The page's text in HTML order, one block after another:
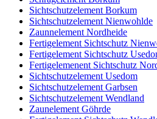
Sichtschutzelement Borkum
Sichtschutzelement Nienwohlde
Zaunnelement Nordheide
Fertigelement Sichtschutz
Fertigelement Sichtschutz
Fertigelemenent Sichtschutz
Sichtschutzelement Usedom
Sichtschutzelement Garbsen
Sichtschutzelement Wendland
Zaunelement Göhrde